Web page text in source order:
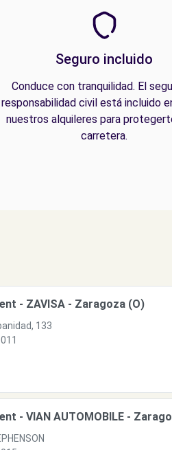
Seguro incluido
Conduce con tranquilidad. El
responsabilidad civil está incluido
nuestros alquileres para
carretera.
- ZAVISA - Zaragoza (O)
133
- VIAN AUTOMOBILE -